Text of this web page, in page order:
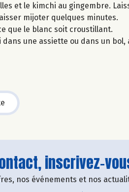
et le kimchi au gingembre.
mijoter quelques minutes.
que le blanc soit croustillant.
une assiette ou dans un
inscrivez-
nos événements et nos